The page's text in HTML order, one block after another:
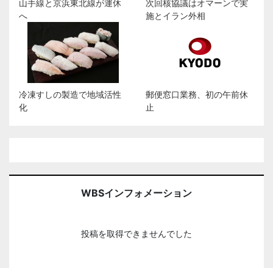
山手線と京浜東北線が運休
へ
次回核協議はオマーンで実
施とイラン外相
冷凍すしの製造で地域活性
化
郵便窓口業務、初の午前休
止
WBSインフォメーション
投稿を取得できませんでした